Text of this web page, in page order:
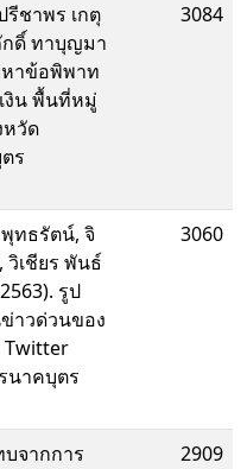
ชาพร เกตุ
ดิ์ ทาบุญมา
าข้อพิพาท
งิน พื้นที่หมู่
หวัด
ร
3084
ทธรัตน์, จิ
วิเชียร พันธ์
รูป
าวด่วนของ
Twitter
นาคบุตร
3060
จากการ 2909